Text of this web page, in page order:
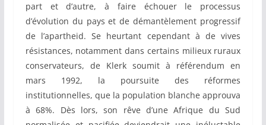
part et d’autre, à faire échouer le processus
d’évolution du pays et de démantèlement progressif
de l’apartheid. Se heurtant cependant à de vives
résistances, notamment dans certains milieux ruraux
conservateurs, de Klerk soumit à référendum en
mars 1992, la poursuite des réformes
institutionnelles, que la population blanche approuva
à 68%. Dès lors, son rêve d’une Afrique du Sud